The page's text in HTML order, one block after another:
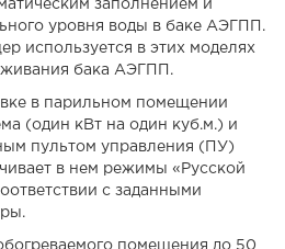
заполнением и
уровня воды в баке АЭГПП.
используется в этих моделях
бака АЭГПП.
в парильном помещении
(один кВт на один куб.м.) и
пультом управления (ПУ)
в нем режимы «Русской
с заданными
помещения до 50